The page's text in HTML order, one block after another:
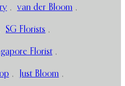
, van der Bloom ,
SG Florists ,
Florist ,
, Just Bloom ,